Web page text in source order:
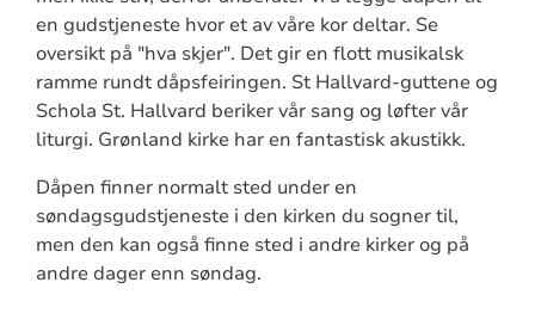
en gudstjeneste hvor et av våre kor deltar. Se
oversikt på "hva skjer". Det gir en flott musikalsk
ramme rundt dåpsfeiringen. St Hallvard-guttene og
Schola St. Hallvard beriker vår sang og løfter vår
liturgi. Grønland kirke har en fantastisk akustikk.
Dåpen finner normalt sted under en
søndagsgudstjeneste i den kirken du sogner til,
men den kan også finne sted i andre kirker og på
andre dager enn søndag.